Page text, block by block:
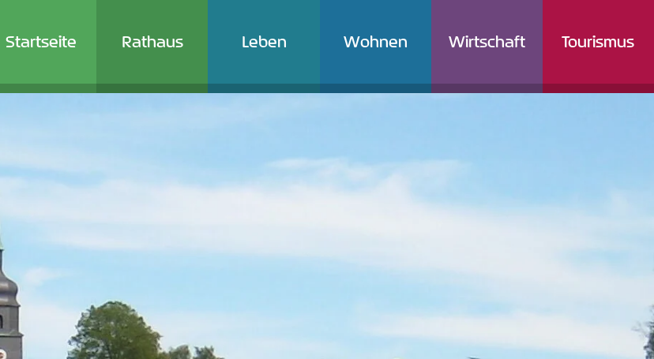
Startseite Rathaus Leben Wohnen Wirtschaft Tourismus